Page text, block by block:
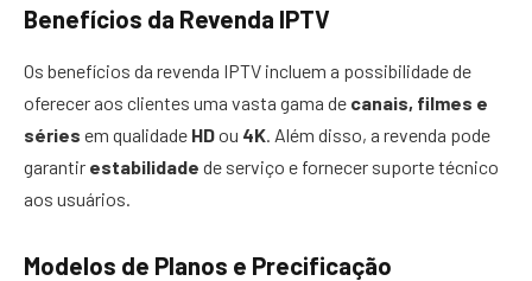
Benefícios da Revenda IPTV
Os benefícios da revenda IPTV incluem a possibilidade de
oferecer aos clientes uma vasta gama de canais, filmes e
séries em qualidade HDou 4K. Além disso, a revenda pode
garantir estabilidade de serviço e fornecer suporte técnico
aos usuários.
Modelos de Planos e Precificação